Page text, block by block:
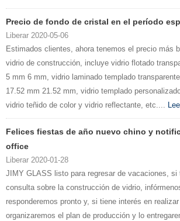
Precio de fondo de cristal en el período
Liberar 2020-05-06
Estimados clientes, ahora tenemos el precio más
vidrio de construcción, incluye vidrio flotado
5 mm 6 mm, vidrio laminado templado
17.52 mm 21.52 mm, vidrio templado
vidrio teñido de color y vidrio reflectante, etc....
Felices fiestas de año nuevo chino y
office
Liberar 2020-01-28
JIMY GLASS listo para regresar de vacaciones, si
consulta sobre la construcción de vidrio,
responderemos pronto y, si tiene interés en
organizaremos el plan de producción y lo